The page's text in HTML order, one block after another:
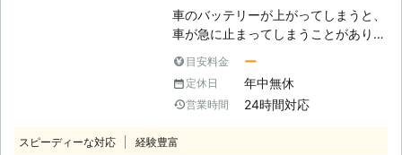
う……」と思うかもしれません。しか
し、やりなれていない作業ではケーブ
それがあるのです。弊社にジャンプス
タート作業をご依頼いただければ、お
客様が感電することなく無事にエンジ
中無休で対応可能！車のバッテリー上
で、安心安全に作業をおこなってほし
い際は、私達までお問い合わせくださ
い。 【関東地方で対応！タイヤのパ
ンク修理もお任せください】 有馬株
式会社は、東京都・埼玉県・千葉県・
お困りの方に対応しております。 経
車のバッテリーが上がってしまうと、
車が急に止まってしまうことがありま
ないところでバッテリーが上がってし
まうと、いつ復旧できるかわからなく
てとても心細いでしょう。 「できる
早く復旧させたい……」そんなときこ
目安料金 ー
定休日 年中無休
営業時間 24時間対応
スピーディーな対応 経験豊富